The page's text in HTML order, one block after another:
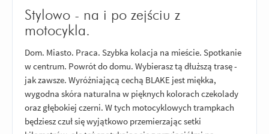
Stylowo - na i po zejściu z
motocykla.
Dom. Miasto. Praca. Szybka kolacja na mieście. Spotkanie
w centrum. Powrót do domu. Wybierasz tą dłuższą trasę -
jak zawsze. Wyróżniającą cechą BLAKE jest miękka,
wygodna skóra naturalna w pięknych kolorach czekolady
oraz głębokiej czerni. W tych motocyklowych trampkach
będziesz czuł się wyjątkowo przemierzając setki